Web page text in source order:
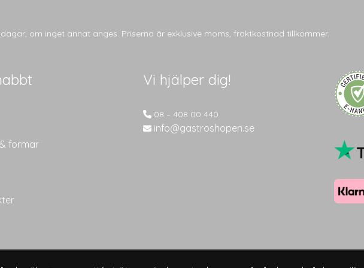
om inget annat anges. Priserna är exklusive moms, fraktkostnad tillkommer.
formar
Vi hjälper dig!
08 – 408 00 440
info@gastroshopen.se